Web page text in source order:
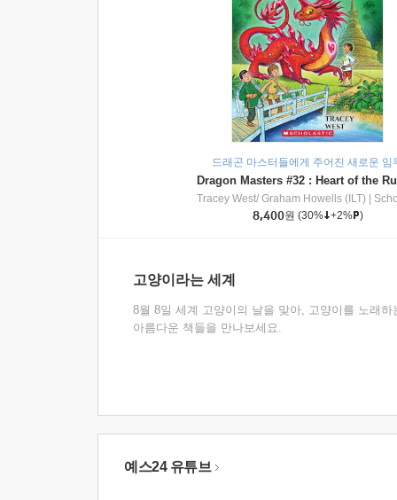
드래곤 마스터들에게 주어진 새로운 임
Tracey West/ Graham Howells (ILT)
8,400원 (30% +2% )
고양이라는 세계
8월 8일 세계 고양이의 날을 맞아, 고양이를 노래하
아름다운 책들을 만나보세요.
예스24 유튜브